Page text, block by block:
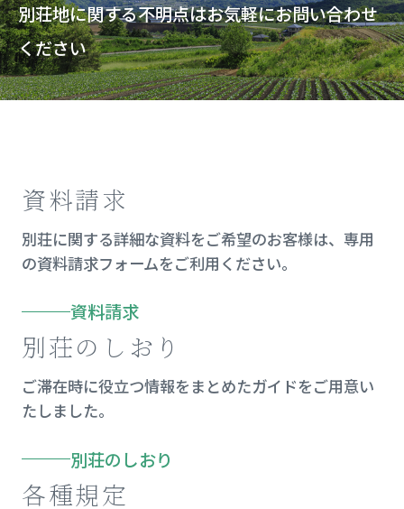
別荘地に関する不明点はお気軽にお問い合わせ
ください
資料請求
別荘に関する詳細な資料をご希望のお客様は、専用
の資料請求フォームをご利用ください。
資料請求
別荘のしおり
ご滞在時に役立つ情報をまとめたガイドをご用意い
たしました。
別荘のしおり
各種規定